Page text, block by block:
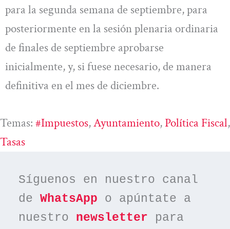
para la segunda semana de septiembre, para
posteriormente en la sesión plenaria ordinaria
de finales de septiembre aprobarse
inicialmente, y, si fuese necesario, de manera
definitiva en el mes de diciembre.
Temas: #impuestos, Ayuntamiento, Política Fiscal
Tasas
Síguenos en nuestro canal
de WhatsApp o apúntate a
nuestro newsletter para